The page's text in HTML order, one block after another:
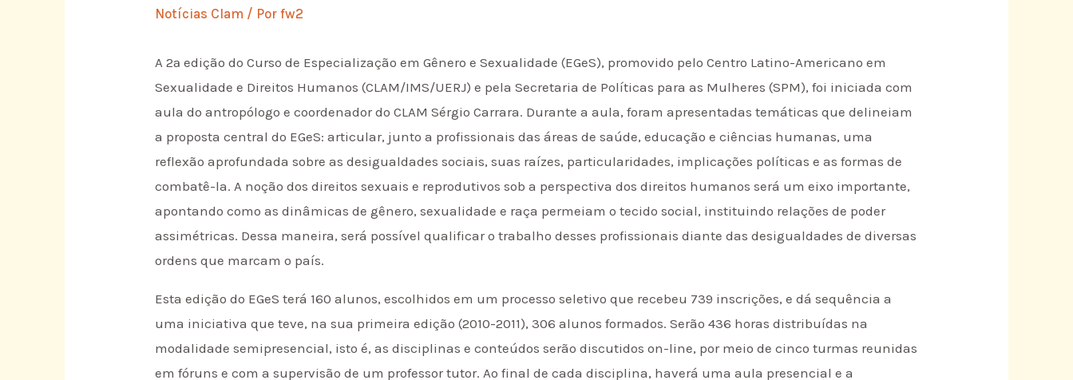
Notícias Clam / Porfw2
A 2ª edição do Curso de Especialização em Gênero e Sexualidade (EGeS), promovido pelo Centro Latino-Americano em
Sexualidade e Direitos Humanos (CLAM/IMS/UERJ) e pela Secretaria de Políticas para as Mulheres (SPM), foi iniciada com
aula do antropólogo e coordenador do CLAM Sérgio Carrara. Durante a aula, foram apresentadas temáticas que delineiam
a proposta central do EGeS: articular, junto a profissionais das áreas de saúde, educação e ciências humanas, uma
reflexão aprofundada sobre as desigualdades sociais, suas raízes, particularidades, implicações políticas e as formas de
combatê-la. A noção dos direitos sexuais e reprodutivos sob a perspectiva dos direitos humanos será um eixo importante,
apontando como as dinâmicas de gênero, sexualidade e raça permeiam o tecido social, instituindo relações de poder
assimétricas. Dessa maneira, será possível qualificar o trabalho desses profissionais diante das desigualdades de diversas
ordens que marcam o país.
Esta edição do EGeS terá 160 alunos, escolhidos em um processo seletivo que recebeu 739 inscrições, e dá sequência a
uma iniciativa que teve, na sua primeira edição (2010-2011), 306 alunos formados. Serão 436 horas distribuídas na
modalidade semipresencial, isto é, as disciplinas e conteúdos serão discutidos on-line, por meio de cinco turmas reunidas
em fóruns e com a supervisão de um professor tutor. Ao final de cada disciplina, haverá uma aula presencial e a